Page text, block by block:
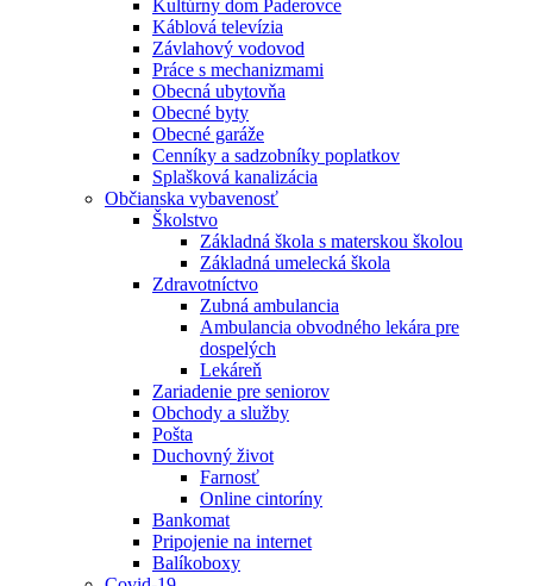
Kultúrny dom Paderovce
Káblová televízia
Závlahový vodovod
Práce s mechanizmami
Obecná ubytovňa
Obecné byty
Obecné garáže
Cenníky a sadzobníky poplatkov
Splašková kanalizácia
Občianska vybavenosť
Školstvo
Základná škola s materskou školou
Základná umelecká škola
Zdravotníctvo
Zubná ambulancia
Ambulancia obvodného lekára pre
dospelých
Lekáreň
Zariadenie pre seniorov
Obchody a služby
Pošta
Duchovný život
Farnosť
Online cintoríny
Bankomat
Pripojenie na internet
Balíkoboxy